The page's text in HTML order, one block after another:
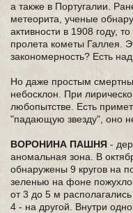
а также в Португалии.
метеорита, ученые
активности в 1908 году,
пролета кометы Галлея.
закономерность? Есть
Но даже простым
небосклон. При
любопытстве. Есть
"падающую звезду", оно
ВОРОНИНА ПАШНЯ -
аномальная зона. В
обнаружены 9 кругов на
зеленью на фоне
от 3 до 5 м
4 - на другой. Внутри